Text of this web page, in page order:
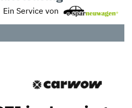
Ein Service von